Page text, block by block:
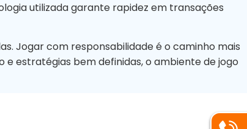
Jetzt anrufen
030 / 600 33 977
utilizada garante rapidez em transações
Jogar com responsabilidade é o caminho mais
e estratégias bem definidas, o ambiente de jogo